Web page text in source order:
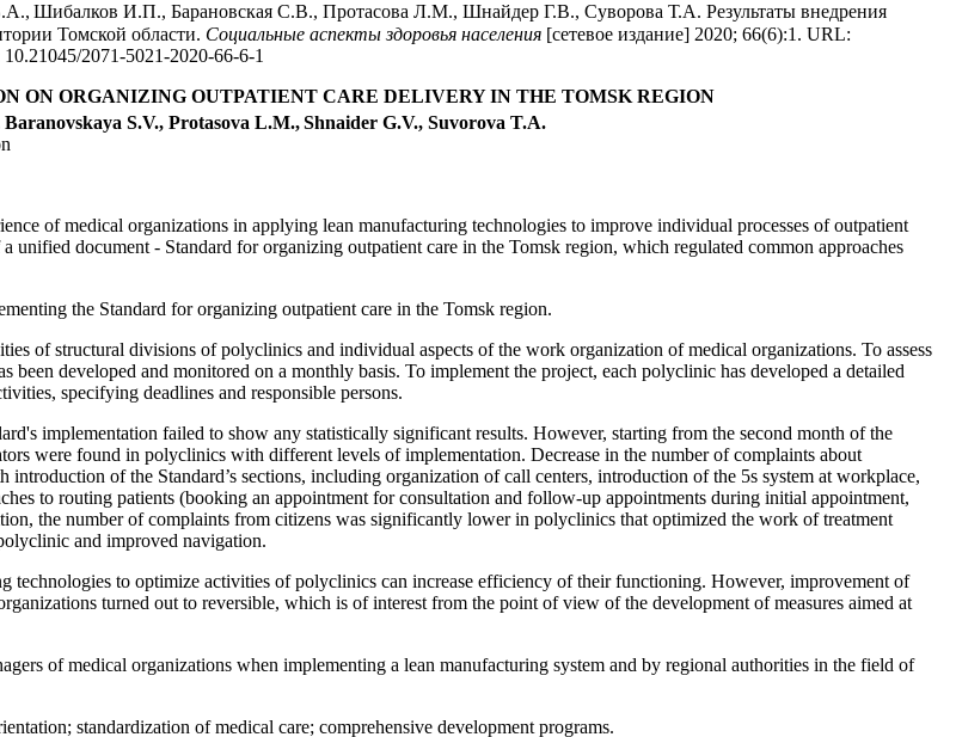
Шибалков И.П., Барановская С.В., Протасова Л.М., Шнайдер Г.В., Суворова Т.А. Результаты внедрения
Томской области. Социальные аспекты здоровья населения [сетевое издание] 2020; 66(6):1. URL:
2071-5021-2020-66-6-1
ON ORGANIZING OUTPATIENT CARE DELIVERY IN THE TOMSK REGION
S.V., Protasova L.M.,Shnaider G.V., Suvorova T.A.
of medical organizations in applying lean manufacturing technologies to improve individual processes of outpatient
unified document - Standard for organizing outpatient care in the Tomsk region, which regulated common approaches
the Standard for organizing outpatient care in the Tomsk region.
of structural divisions of polyclinics and individual aspects of the work organization of medical organizations. To assess
been developed and monitored on a monthly basis. To implement the project, each polyclinic has developed a detailed
specifying deadlines and responsible persons.
implementation failed to show any statistically significant results. However, starting from the second month of the
were found in polyclinics with different levels of implementation. Decrease in the number of complaints about
of the Standard’s sections, including organization of call centers, introduction of the 5s system at workplace,
to routing patients (booking an appointment for consultation and follow-up appointments during initial appointment,
the number of complaints from citizens was significantly lower in polyclinics that optimized the work of treatment
and improved navigation.
technologies to optimize activities of polyclinics can increase efficiency of their functioning. However, improvement of
turned out to reversible, which is of interest from the point of view of the development of measures aimed at
of medical organizations when implementing a lean manufacturing system and by regional authorities in the field of
standardization of medical care; comprehensive development programs.